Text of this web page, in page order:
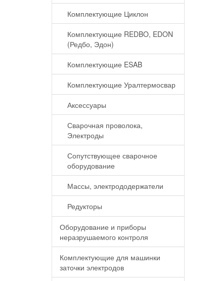
Комплектующие Циклон
Комплектующие REDBO, EDON
(Редбо, Эдон)
Комплектующие ESAB
Комплектующие Уралтермосвар
Аксессуары
Сварочная проволока,
Электроды
Сопутствующее сварочное
оборудование
Массы, электрододержатели
Редукторы
Оборудование и приборы
неразрушаемого контроля
Комплектующие для машинки
заточки электродов